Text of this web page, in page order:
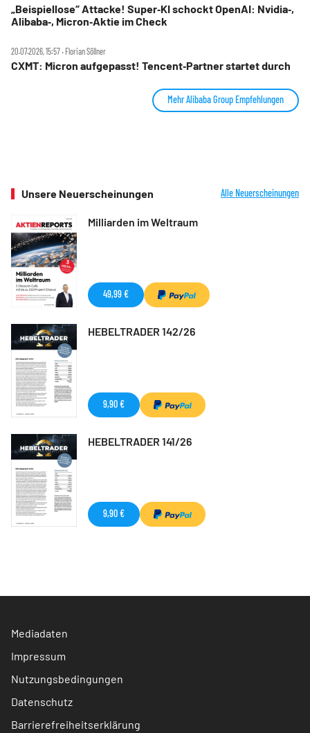
„Beispiellose“ Attacke! Super‑KI schockt OpenAI: Nvidia‑,
Alibaba‑, Micron‑Aktie im Check
20.07.2026, 15:57 ‧ Florian Söllner
CXMT: Micron aufgepasst! Tencent‑Partner startet durch
Mehr Alibaba Group Empfehlungen
Unsere Neuerscheinungen Alle Neuerscheinungen
Milliarden im Weltraum
49,99 €
HEBELTRADER 142/26
9,90 €
HEBELTRADER 141/26
9,90 €
Mediadaten
Impressum
Nutzungsbedingungen
Datenschutz
Barrierefreiheitserklärung